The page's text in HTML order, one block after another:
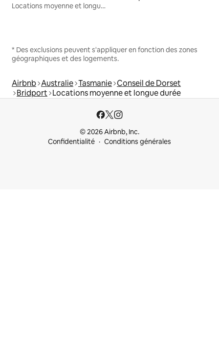
Locations moyenne et longue durée
* Des exclusions peuvent s'appliquer en fonction des zones
géographiques et des logements.
Airbnb Australie Tasmanie Conseil de Dorset
Bridport Locations moyenne et longue durée
© 2026 Airbnb, Inc.
Confidentialité
Conditions générales